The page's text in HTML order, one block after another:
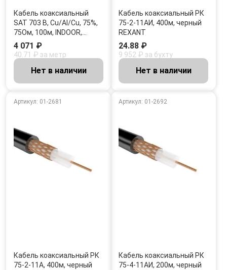
Кабель коаксиальный
SAT 703 B, Cu/Al/Cu, 75%,
75Ом, 100м, INDOOR,…
4 071 ₽
40.71 ₽ за метр
Нет в наличии
Кабель коаксиальный РК
75-2-11АИ, 400м, черный
REXANT
24.88 ₽
9 952 ₽ за бухту
Нет в наличии
Артикул: 01-2681
Кабель коаксиальный РК
75-2-11А, 400м, черный
Артикул: 01-2692
Кабель коаксиальный РК
75-4-11АИ, 200м, черный